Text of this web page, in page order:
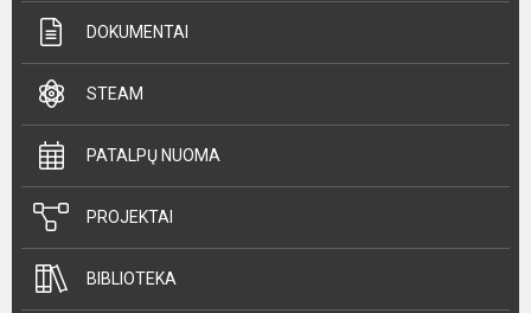
DOKUMENTAI
STEAM
PATALPŲ NUOMA
PROJEKTAI
BIBLIOTEKA